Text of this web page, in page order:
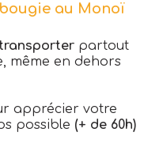
au Monoï
partout
même en dehors
apprécier votre
possible (+ de 60h)